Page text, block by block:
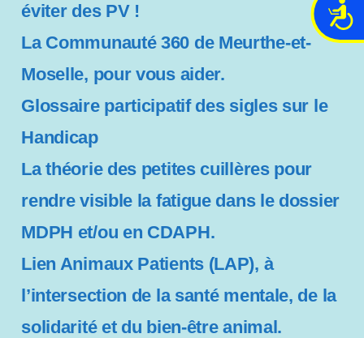
A
s
i
éviter des PV !
La Communauté 360 de Meurthe-et-
Moselle, pour vous aider.
Glossaire participatif des sigles sur le
Handicap
La théorie des petites cuillères pour
rendre visible la fatigue dans le dossier
MDPH et/ou en CDAPH.
Lien Animaux Patients (LAP), à
l’intersection de la santé mentale, de la
solidarité et du bien-être animal.